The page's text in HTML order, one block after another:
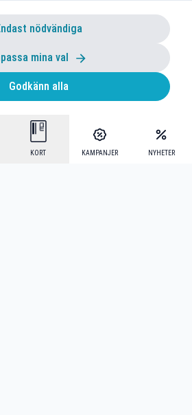
KORT KAMPANJER NYHETER
nödvändiga
mina val
Godkänn alla